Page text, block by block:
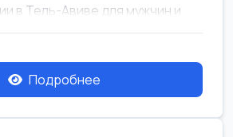
в Тель-Авиве для мужчин и
Подробнее